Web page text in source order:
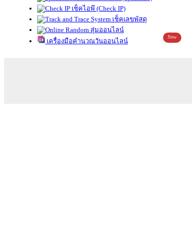
เช็คไอพี (Check IP)
เช็คเลขพัสดุ
สุ่มออนไลน์
เครื่องมือคำนวณวันออนไลน์
New